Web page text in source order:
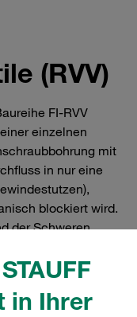
in Ihrer
(RVV)
FI-RVV
einzelnen
mit
in nur eine
blockiert wird.
der Schweren
Gewinde lieferbar.
24°-Innenkonus.